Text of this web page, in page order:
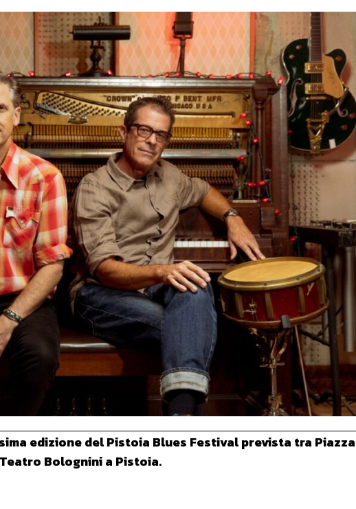
edizione del Pistoia Blues Festival prevista tra Piazza
Bolognini a Pistoia.